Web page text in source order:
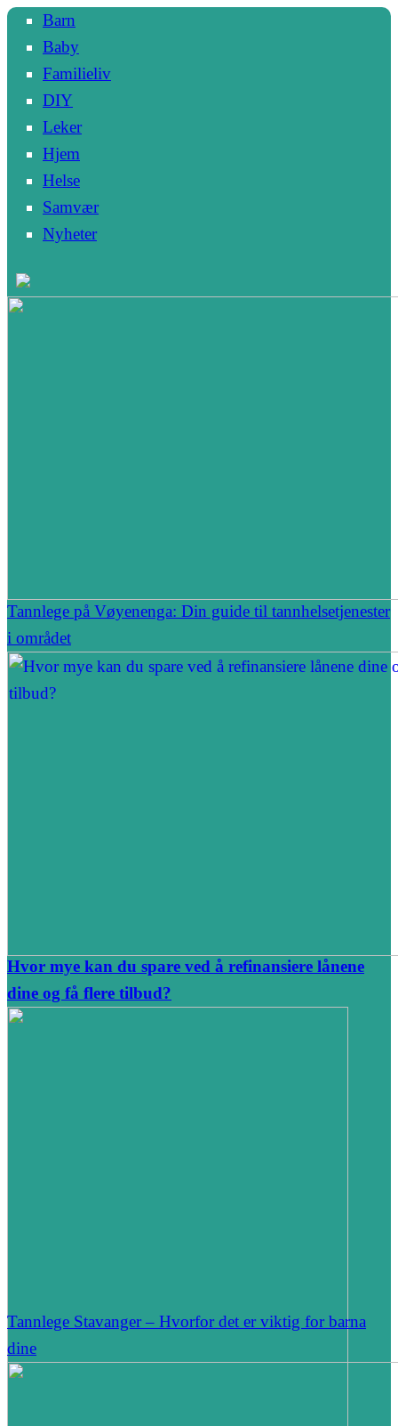
Barn
Baby
Familieliv
DIY
Leker
Hjem
Helse
Samvær
Nyheter
Tannlege på Vøyenenga: Din guide til tannhelsetjenester
i området
Hvor mye kan du spare ved å refinansiere lånene
dine og få flere tilbud?
Tannlege Stavanger – Hvorfor det er viktig for barna
dine